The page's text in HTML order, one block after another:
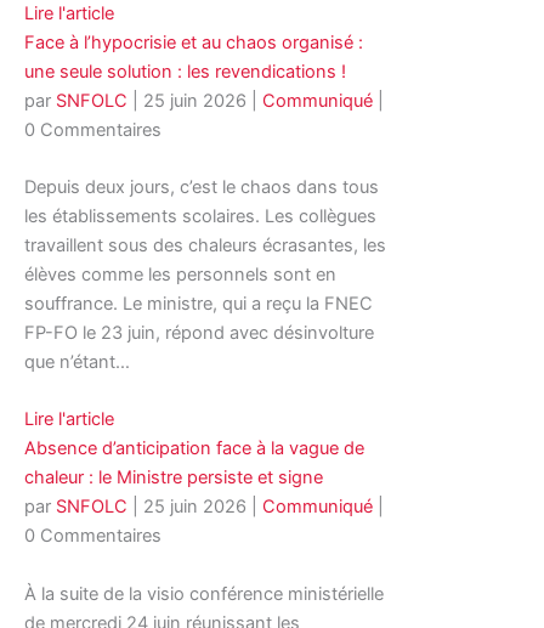
Lire l'article
Face à l’hypocrisie et au chaos organisé :
une seule solution : les revendications !
par SNFOLC 25 juin 2026 Communiqué
0 Commentaires
Depuis deux jours, c’est le chaos dans tous
les établissements scolaires. Les collègues
travaillent sous des chaleurs écrasantes, les
élèves comme les personnels sont en
souffrance. Le ministre, qui a reçu la FNEC
FP-FO le 23 juin, répond avec désinvolture
que n’étant…
Lire l'article
Absence d’anticipation face à la vague de
chaleur : le Ministre persiste et signe
par SNFOLC 25 juin 2026 Communiqué
0 Commentaires
À la suite de la visio conférence ministérielle
de mercredi 24 juin réunissant les